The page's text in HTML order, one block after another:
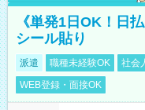
《単発1日OK！日
シール貼り
派遣 職種未経験OK 社会
WEB登録・面接OK